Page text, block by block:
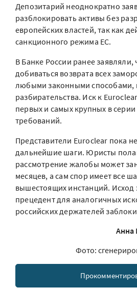
Депозитарий неоднократно
разблокировать активы без
европейских властей, так как
санкционного режима ЕС.
В Банке России ранее заявляли,
добиваться возврата всех
любыми законными способами,
разбирательства. Иск к
первых и самых крупных в
требований.
Представители Euroclear пока
дальнейшие шаги. Юристы
рассмотрение жалобы может
месяцев, а сам спор имеет все
вышестоящих инстанций. Исход
прецедент для аналогичных
российских держателей
Анна
Фото: